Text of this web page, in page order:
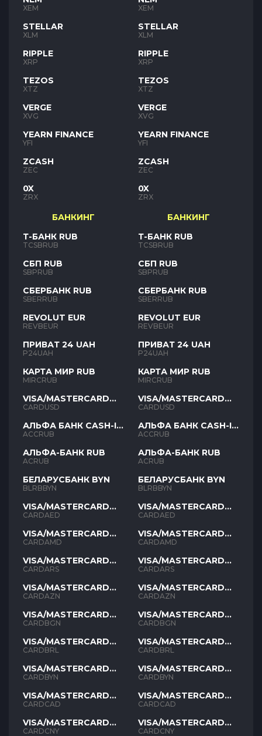
XEM
STELLAR
XLM
RIPPLE
XRP
TEZOS
XTZ
VERGE
XVG
YEARN FINANCE
YFI
ZCASH
ZEC
0X
ZRX
БАНКИНГ
Т-БАНК RUB
TCSBRUB
СБП RUB
SBPRUB
СБЕРБАНК RUB
SBERRUB
REVOLUT EUR
REVBEUR
ПРИВАТ 24 UAH
P24UAH
КАРТА МИР RUB
MIRCRUB
VISA/MASTERCARD
USD
CARDUSD
АЛЬФА БАНК CASH-IN
RUB
ACCRUB
АЛЬФА-БАНК RUB
ACRUB
БЕЛАРУСБАНК BYN
BLRBBYN
VISA/MASTERCARD
AED
CARDAED
VISA/MASTERCARD
AMD
CARDAMD
VISA/MASTERCARD
ARS
CARDARS
VISA/MASTERCARD
AZN
CARDAZN
VISA/MASTERCARD
BGN
CARDBGN
VISA/MASTERCARD
BRL
CARDBRL
VISA/MASTERCARD
BYN
CARDBYN
VISA/MASTERCARD
CAD
CARDCAD
VISA/MASTERCARD
CNY
CARDCNY
XEM
STELLAR
XLM
RIPPLE
XRP
TEZOS
XTZ
VERGE
XVG
YEARN FINANCE
YFI
ZCASH
ZEC
0X
ZRX
БАНКИНГ
Т-БАНК RUB
TCSBRUB
СБП RUB
SBPRUB
СБЕРБАНК RUB
SBERRUB
REVOLUT EUR
REVBEUR
ПРИВАТ 24 UAH
P24UAH
КАРТА МИР RUB
MIRCRUB
VISA/MASTERCARD
USD
CARDUSD
АЛЬФА БАНК CASH-IN
RUB
ACCRUB
АЛЬФА-БАНК RUB
ACRUB
БЕЛАРУСБАНК BYN
BLRBBYN
VISA/MASTERCARD
AED
CARDAED
VISA/MASTERCARD
AMD
CARDAMD
VISA/MASTERCARD
ARS
CARDARS
VISA/MASTERCARD
AZN
CARDAZN
VISA/MASTERCARD
BGN
CARDBGN
VISA/MASTERCARD
BRL
CARDBRL
VISA/MASTERCARD
BYN
CARDBYN
VISA/MASTERCARD
CAD
CARDCAD
VISA/MASTERCARD
CNY
CARDCNY